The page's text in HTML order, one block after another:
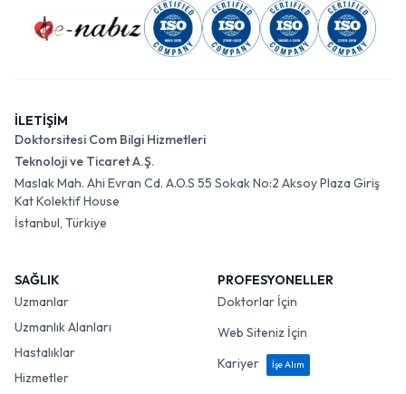
İLETİŞİM
Doktorsitesi Com Bilgi Hizmetleri
Teknoloji ve Ticaret A.Ş.
Maslak Mah. Ahi Evran Cd. A.O.S 55 Sokak No:2 Aksoy Plaza Giriş
Kat Kolektif House
İstanbul, Türkiye
SAĞLIK
Uzmanlar
Uzmanlık Alanları
Hastalıklar
Hizmetler
PROFESYONELLER
Doktorlar İçin
Web Siteniz İçin
Kariyer
İşe Alım